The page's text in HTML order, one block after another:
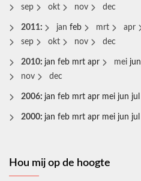
sep
okt nov dec
2011: jan feb mrt apr
sep
okt nov dec
2010: jan feb mrt apr mei jun
nov
dec
2006: jan feb mrt apr mei jun jul
2000: jan feb mrt apr mei jun jul
Hou mij op de hoogte